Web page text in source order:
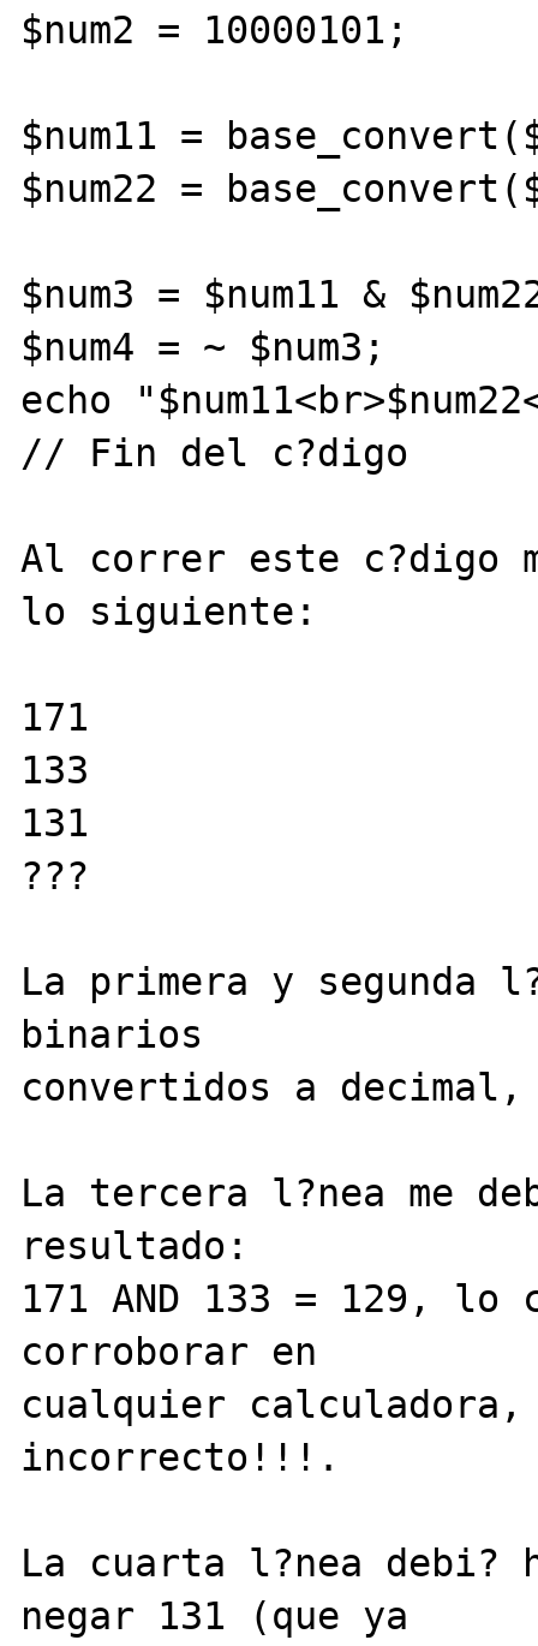
$num2 = 10000101;
$num11 =
$num22 =
$num3 = $num11 &
$num4 = ~ $num3;
echo
// Fin del c?digo
Al correr este c?digo
lo siguiente:
171
133
131
???
La primera y segunda
binarios
convertidos a
La tercera l?nea me
resultado:
171 AND 133 = 129, lo
corroborar en
cualquier
incorrecto!!!.
La cuarta l?nea debi?
negar 131 (que ya